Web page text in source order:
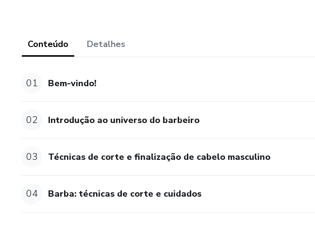
Conteúdo Detalhes
01 Bem-vindo!
02 Introdução ao universo do barbeiro
03 Técnicas de corte e finalização de cabelo masculino
04 Barba: técnicas de corte e cuidados